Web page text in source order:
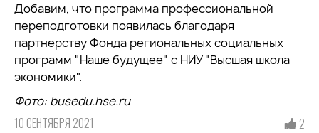
Добавим, что программа профессиональной
переподготовки появилась благодаря
партнерству Фонда региональных социальных
программ "Наше будущее" с НИУ "Высшая школа
экономики".
Фото: busedu.hse.ru
10 СЕНТЯБРЯ 2021 2